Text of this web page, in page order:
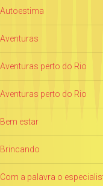
Autoestima
Aventuras
Aventuras perto do Rio
Aventuras perto do Rio
Bem estar
Brincando
Com a palavra o